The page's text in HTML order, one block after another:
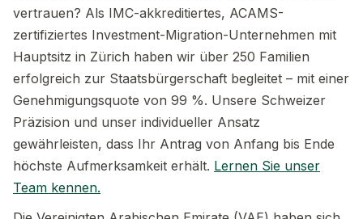
vertrauen? Als IMC-akkreditiertes, ACAMS-
zertifiziertes Investment-Migration-Unternehmen mit
Hauptsitz in Zürich haben wir über 250 Familien
erfolgreich zur Staatsbürgerschaft begleitet – mit einer
Genehmigungsquote von 99 %. Unsere Schweizer
Präzision und unser individueller Ansatz
gewährleisten, dass Ihr Antrag von Anfang bis Ende
höchste Aufmerksamkeit erhält. Lernen Sie unser
Team kennen.